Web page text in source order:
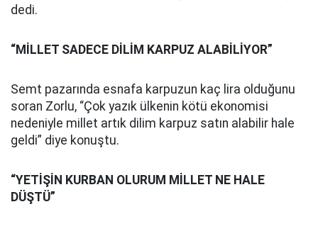
dedi.
“MİLLET SADECE DİLİM KARPUZ ALABİLİYOR”
Semt pazarında esnafa karpuzun kaç lira olduğunu
soran Zorlu, “Çok yazık ülkenin kötü ekonomisi
nedeniyle millet artık dilim karpuz satın alabilir hale
geldi” diye konuştu.
“YETİŞİN KURBAN OLURUM MİLLET NE HALE
DÜŞTÜ”